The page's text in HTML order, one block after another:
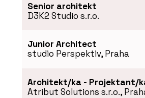
Židle Bombshell -
Senior architekt
D3K2 Studio s.r.o.
Junior Architect
studio Perspektiv, Praha
Architekt/ka - Projektant/
Atribut Solutions s.r.o.,